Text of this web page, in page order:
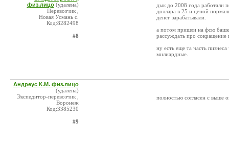
физ.лицо (удалена)
Перевозчик ,
Новая Усмань с.
Код:8282498
#8
дык до 2008 года работали
доллара в 25 и ценой
денег зарабатывали.
а потом пришли на фсю
рассуждать про сокращение
ну есть еще та часть
милиардные.
Андреус К.М. физ.лицо
(удалена)
Экспедитор-перевозчик ,
Воронеж
Код:3385230
#9
полностью согласен с выше